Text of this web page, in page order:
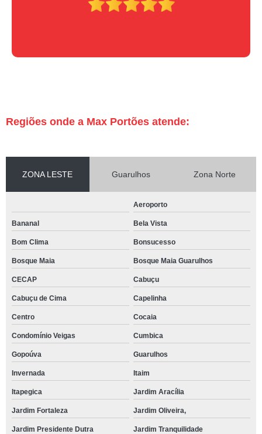
Regiões onde a Max Portões atende:
ZONA LESTE Guarulhos Zona Norte
Aeroporto
Bananal Bela Vista
Bom Clima Bonsucesso
Bosque Maia Bosque Maia Guarulhos
CECAP Cabuçu
Cabuçu de Cima Capelinha
Centro Cocaia
Condomínio Veigas Cumbica
Gopoúva Guarulhos
Invernada Itaim
Itapegica Jardim Aracília
Jardim Fortaleza Jardim Oliveira,
Jardim Presidente Dutra Jardim Tranquilidade